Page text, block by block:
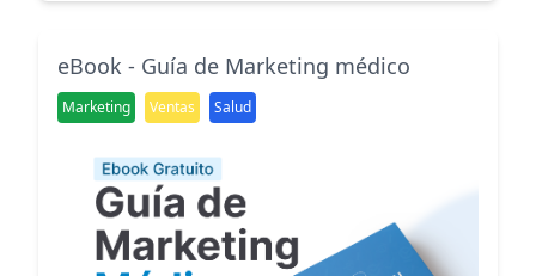
eBook - Guía de Marketing médico
Marketing Ventas Salud